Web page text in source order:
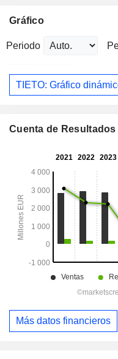
Gráfico
Periodo
TIETO: Gráfico
Cuenta de
Más datos financieros